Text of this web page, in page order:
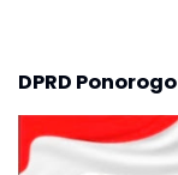
DPRD Ponorogo